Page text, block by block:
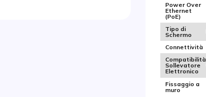
Power Over
Ethernet
(PoE)
Tipo di
Schermo
Connettività
Compatibilità
Sollevatore
Elettronico
Fissaggio a
muro